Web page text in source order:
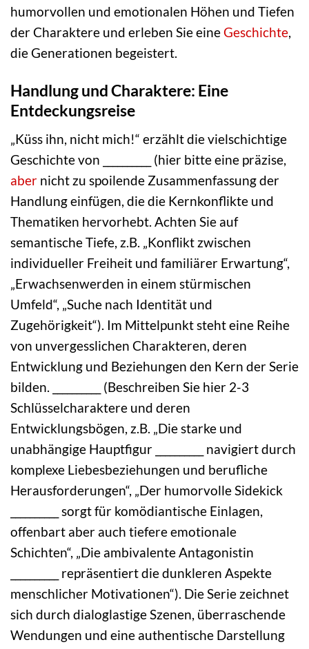
humorvollen und emotionalen Höhen und Tiefen
der Charaktere und erleben Sie eineGeschichte,
die Generationen begeistert.
Handlung und Charaktere: Eine
Entdeckungsreise
„Küss ihn, nicht mich!“ erzählt die vielschichtige
Geschichte von __________ (hier bitte eine präzise,
aber nicht zu spoilende Zusammenfassung der
Handlung einfügen, die die Kernkonflikte und
Thematiken hervorhebt. Achten Sie auf
semantische Tiefe, z.B. „Konflikt zwischen
individueller Freiheit und familiärer Erwartung“,
„Erwachsenwerden in einem stürmischen
Umfeld“, „Suche nach Identität und
Zugehörigkeit“). Im Mittelpunkt steht eine Reihe
von unvergesslichen Charakteren, deren
Entwicklung und Beziehungen den Kern der Serie
bilden. __________ (Beschreiben Sie hier 2-3
Schlüsselcharaktere und deren
Entwicklungsbögen, z.B. „Die starke und
unabhängige Hauptfigur __________ navigiert durch
komplexe Liebesbeziehungen und berufliche
Herausforderungen“, „Der humorvolle Sidekick
__________ sorgt für komödiantische Einlagen,
offenbart aber auch tiefere emotionale
Schichten“, „Die ambivalente Antagonistin
__________ repräsentiert die dunkleren Aspekte
menschlicher Motivationen“). Die Serie zeichnet
sich durch dialoglastige Szenen, überraschende
Wendungen und eine authentische Darstellung